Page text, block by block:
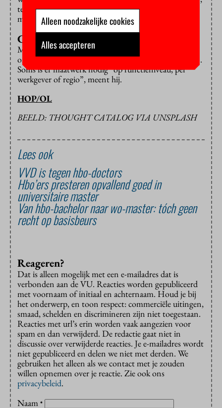
terwijl het uurloon boven de vijftig (een kwart van de
medewerkers) juist 5 procent hoger ligt.
Cao
Minister Dijkgraaf hoopt dat de inzichten uit het
onderzoek worden gebruikt bij cao-onderhandelingen.
Soms is er maatwerk nodig “op functieniveau, per
werkgever of regio”, meent hij.
HOP/OL
BEELD: THOUGHT CATALOG VIA UNSPLASH
Lees ook
VVD is tegen hbo-doctors
Hbo’ers presteren opvallend goed in
universitaire master
Van hbo-bachelor naar wo-master: tóch geen
recht op basisbeurs
Reageren?
Dat is alleen mogelijk met een e-mailadres dat is
verbonden aan de VU. Reacties worden gepubliceerd
met voornaam of initiaal en achternaam. Houd je bij
het onderwerp, en toon respect: commerciële uitingen,
smaad, schelden en discrimineren zijn niet toegestaan.
Reacties met url’s erin worden vaak aangezien voor
spam en dan verwijderd. De redactie gaat niet in
discussie over verwijderde reacties. Je e-mailadres wordt
niet gepubliceerd en delen we niet met derden. We
gebruiken het alleen als we contact met je zouden
willen opnemen over je reactie. Zie ook ons
privacybeleid.
Naam *
Alleen noodzakelijke cookies
Alles accepteren